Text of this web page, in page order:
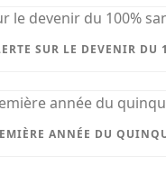
SUR LE DEVENIR DU
ANNÉE DU